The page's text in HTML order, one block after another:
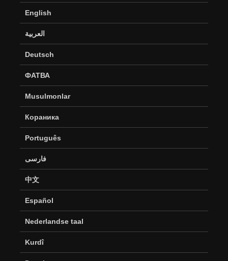
English
العربية
Deutsch
ФАТВА
Musulmonlar
Кораника
Português
فارسی
中文
Español
Nederlandse taal
Kurdî